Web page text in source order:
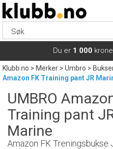
Du er 1 000
Klubb.no>Merker>Umbro>
Amazon FK Training pant JR
UMBRO
Training pant
Marine
Amazon FK Treningsbukse